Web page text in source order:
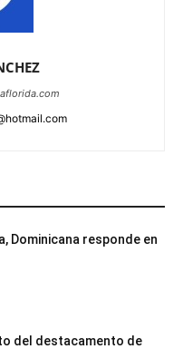
Dominicana responde en
del destacamento de